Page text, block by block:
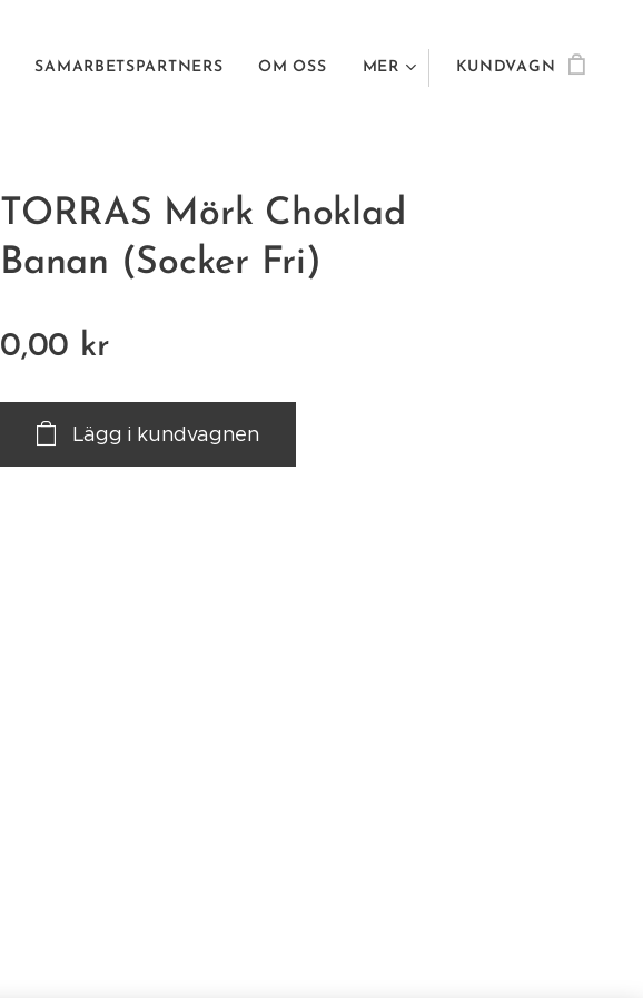
SAMARBETSPARTNERS OM OSS MER KUNDVAGN
TORRAS Mörk Choklad
Banan (Socker Fri)
0,00 kr
Lägg i kundvagnen